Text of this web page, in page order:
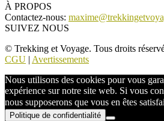
À PROPOS
Contactez-nous:
SUIVEZ NOUS
© Trekking et Voyage. Tous droits
CGU | Avertissements
Nous utilisons des cookies pour vous
expérience sur notre site web. Si vous
nous supposerons que vous en êtes
Politique de confidentialité